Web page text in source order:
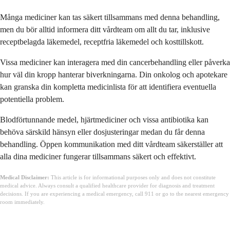
Många mediciner kan tas säkert tillsammans med denna behandling,
men du bör alltid informera ditt vårdteam om allt du tar, inklusive
receptbelagda läkemedel, receptfria läkemedel och kosttillskott.
Vissa mediciner kan interagera med din cancerbehandling eller påverka
hur väl din kropp hanterar biverkningarna. Din onkolog och apotekare
kan granska din kompletta medicinlista för att identifiera eventuella
potentiella problem.
Blodförtunnande medel, hjärtmediciner och vissa antibiotika kan
behöva särskild hänsyn eller dosjusteringar medan du får denna
behandling. Öppen kommunikation med ditt vårdteam säkerställer att
alla dina mediciner fungerar tillsammans säkert och effektivt.
Medical Disclaimer: This article is for informational purposes only and does not constitute
medical advice. Always consult a qualified healthcare provider for diagnosis and treatment
decisions. If you are experiencing a medical emergency, call 911 or go to the nearest emergency
room immediately.